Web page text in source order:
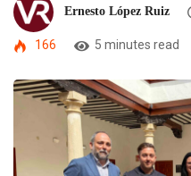
Ernesto López Ruiz
166 5 minutes read